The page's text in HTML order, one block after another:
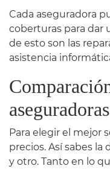
Cada aseguradora
coberturas para dar
de esto son las
asistencia
aseguradoras
Para elegir el mejor
precios. Así sabes
y otro. Tanto en lo